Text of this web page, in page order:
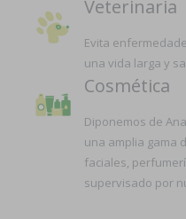
Veterinaria
Evita
una vida larga y
Cosmética
Diponemos de
una amplia gama
faciales,
supervisado por